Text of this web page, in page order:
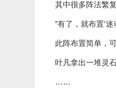
其中很多阵法繁
“有了，就布置‘迷
此阵布置简单，
叶凡拿出一堆灵
……